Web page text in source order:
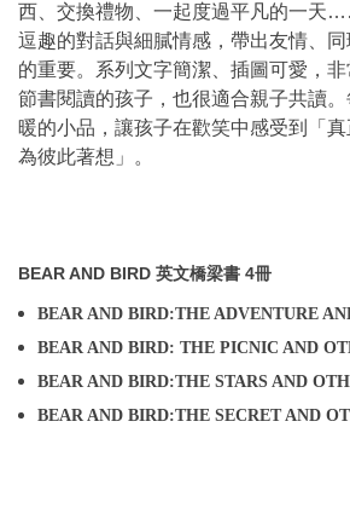
西、交換禮物、一起度過平凡的一天
逗趣的對話與細膩情感，帶出友情、
的重要。系列文字簡潔、插圖可愛，
節書閱讀的孩子，也很適合親子共讀
暖的小品，讓孩子在歡笑中感受到「
為彼此著想」。
BEAR AND BIRD 英文橋梁書 4冊
BEAR AND BIRD:THE ADVENTURE
BEAR AND BIRD: THE PICNIC AND
BEAR AND BIRD:THE STARS AND
BEAR AND BIRD:THE SECRET AND